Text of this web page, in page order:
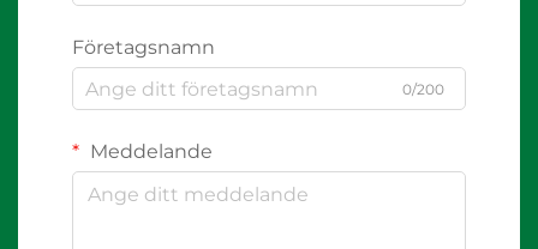
Företagsnamn
0/200
Meddelande